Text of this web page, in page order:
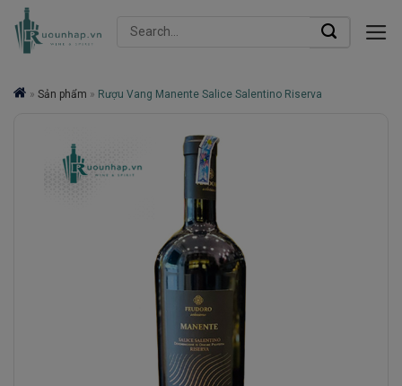
Skip
Search
» Sản phẩm » Rượu Vang Manente Salice Salentino Riserva